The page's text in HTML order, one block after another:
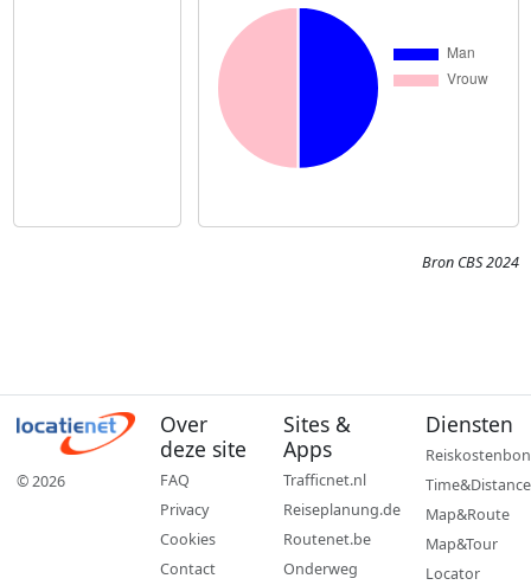
Bron CBS 2024
© 2026
Over
deze site
FAQ
Privacy
Cookies
Contact
Sites &
Apps
Trafficnet.nl
Reiseplanung.de
Routenet.be
Onderweg
Diensten
Reiskostenbon
Time&Distance
Map&Route
Map&Tour
Locator